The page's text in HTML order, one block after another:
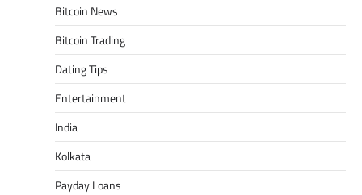
Bitcoin News
Bitcoin Trading
Dating Tips
Entertainment
India
Kolkata
Payday Loans